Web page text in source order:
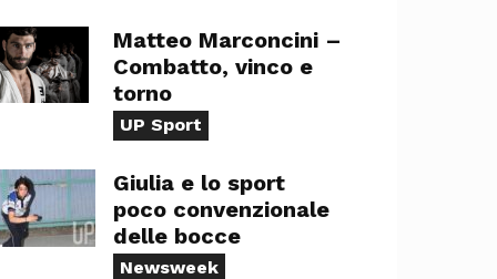
Matteo Marconcini –
Combatto, vinco e
torno
UP Sport
Giulia e lo sport
poco convenzionale
delle bocce
Newsweek